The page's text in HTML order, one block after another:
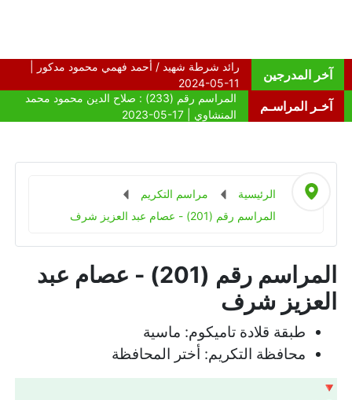
آخر المدرجين
آخـر المراسـم
الرئيسية
مراسم التكريم
المراسم رقم (201) - عصام عبد العزيز شرف
المراسم رقم (201) - عصام عبد
العزيز شرف
طبقة قلادة تاميكوم: ماسية
محافظة التكريم: أختر المحافظة
🔻